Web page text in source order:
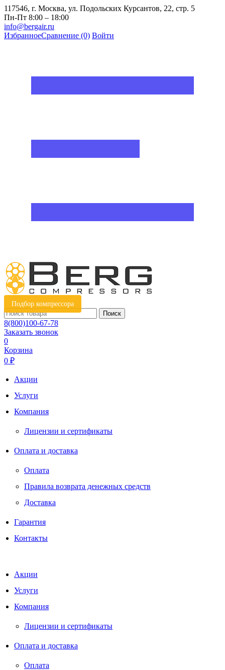
117546, г. Москва, ул. Подольских Курсантов, 22, стр. 5
Пн-Пт 8:00 – 18:00
info@bergair.ru
ИзбранноеСравнение (0) Войти
Подбор компрессора
Поиск
8(800)100-67-78
Заказать звонок
0
Корзина
0 ₽
Акции
Услуги
Компания
Лицензии и сертификаты
Оплата и доставка
Оплата
Правила возврата денежных средств
Доставка
Гарантия
Контакты
Акции
Услуги
Компания
Лицензии и сертификаты
Оплата и доставка
Оплата